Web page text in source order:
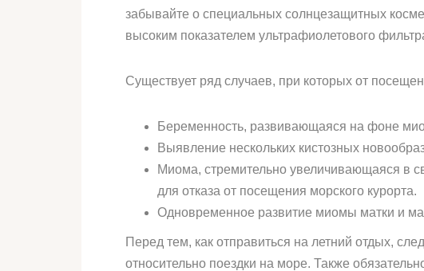
забывайте о специальных солнцезащитных
высоким показателем ультрафиолетового
Существует ряд случаев, при которых от
Беременность, развивающаяся на фоне
Выявление нескольких кистозных
Миома, стремительно увеличивающаяся в
для отказа от посещения морского курорта.
Одновременное развитие миомы матки и
Перед тем, как отправиться на летний отдых,
относительно поездки на море. Также